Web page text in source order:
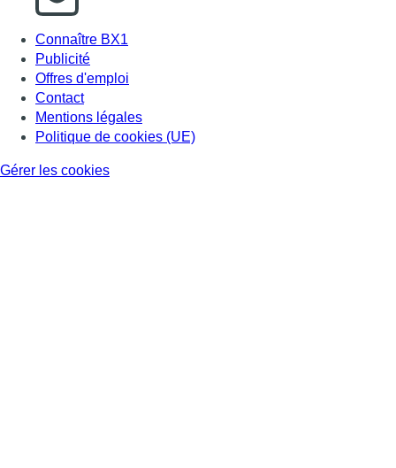
Connaître BX1
Publicité
Offres d'emploi
Contact
Mentions légales
Politique de cookies (UE)
Gérer les cookies